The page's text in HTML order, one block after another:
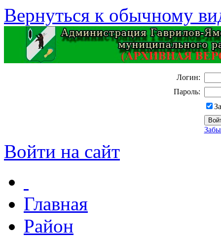
Вернуться к обычному
Логин:
Пароль:
Войти на сайт
Главная
Район